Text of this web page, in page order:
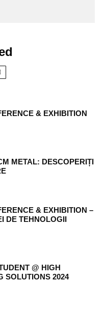
& EXHIBITION
METAL: DESCOPERIȚI
& EXHIBITION –
DE TEHNOLOGII
@ HIGH
SOLUTIONS 2024